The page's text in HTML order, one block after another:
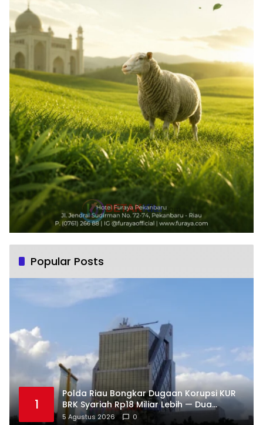
Popular Posts
1
Polda Riau Bongkar Dugaan Korupsi KUR
BRK Syariah Rp18 Miliar Lebih — Dua
Tersangka Resmi Dijerat
5 Agustus 2026 0